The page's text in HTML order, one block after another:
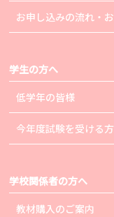
お申し込みの流れ・
学生の方へ
低学年の皆様
今年度試験を受ける方
学校関係者の方へ
教材購入のご案内